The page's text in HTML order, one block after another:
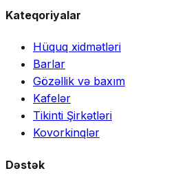
Kateqoriyalar
Hüquq xidmətləri
Barlar
Gözəllik və baxım
Kafelər
Tikinti Şirkətləri
Kovorkinqlər
Dəstək